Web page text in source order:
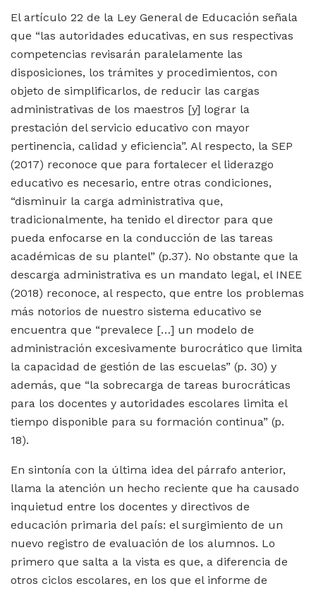
El artículo 22 de la Ley General de Educación señala
que “las autoridades educativas, en sus respectivas
competencias revisarán paralelamente las
disposiciones, los trámites y procedimientos, con
objeto de simplificarlos, de reducir las cargas
administrativas de los maestros [y] lograr la
prestación del servicio educativo con mayor
pertinencia, calidad y eficiencia”. Al respecto, la SEP
(2017) reconoce que para fortalecer el liderazgo
educativo es necesario, entre otras condiciones,
“disminuir la carga administrativa que,
tradicionalmente, ha tenido el director para que
pueda enfocarse en la conducción de las tareas
académicas de su plantel” (p.37). No obstante que la
descarga administrativa es un mandato legal, el INEE
(2018) reconoce, al respecto, que entre los problemas
más notorios de nuestro sistema educativo se
encuentra que “prevalece […] un modelo de
administración excesivamente burocrático que limita
la capacidad de gestión de las escuelas” (p. 30) y
además, que “la sobrecarga de tareas burocráticas
para los docentes y autoridades escolares limita el
tiempo disponible para su formación continua” (p.
18).
En sintonía con la última idea del párrafo anterior,
llama la atención un hecho reciente que ha causado
inquietud entre los docentes y directivos de
educación primaria del país: el surgimiento de un
nuevo registro de evaluación de los alumnos. Lo
primero que salta a la vista es que, a diferencia de
otros ciclos escolares, en los que el informe de